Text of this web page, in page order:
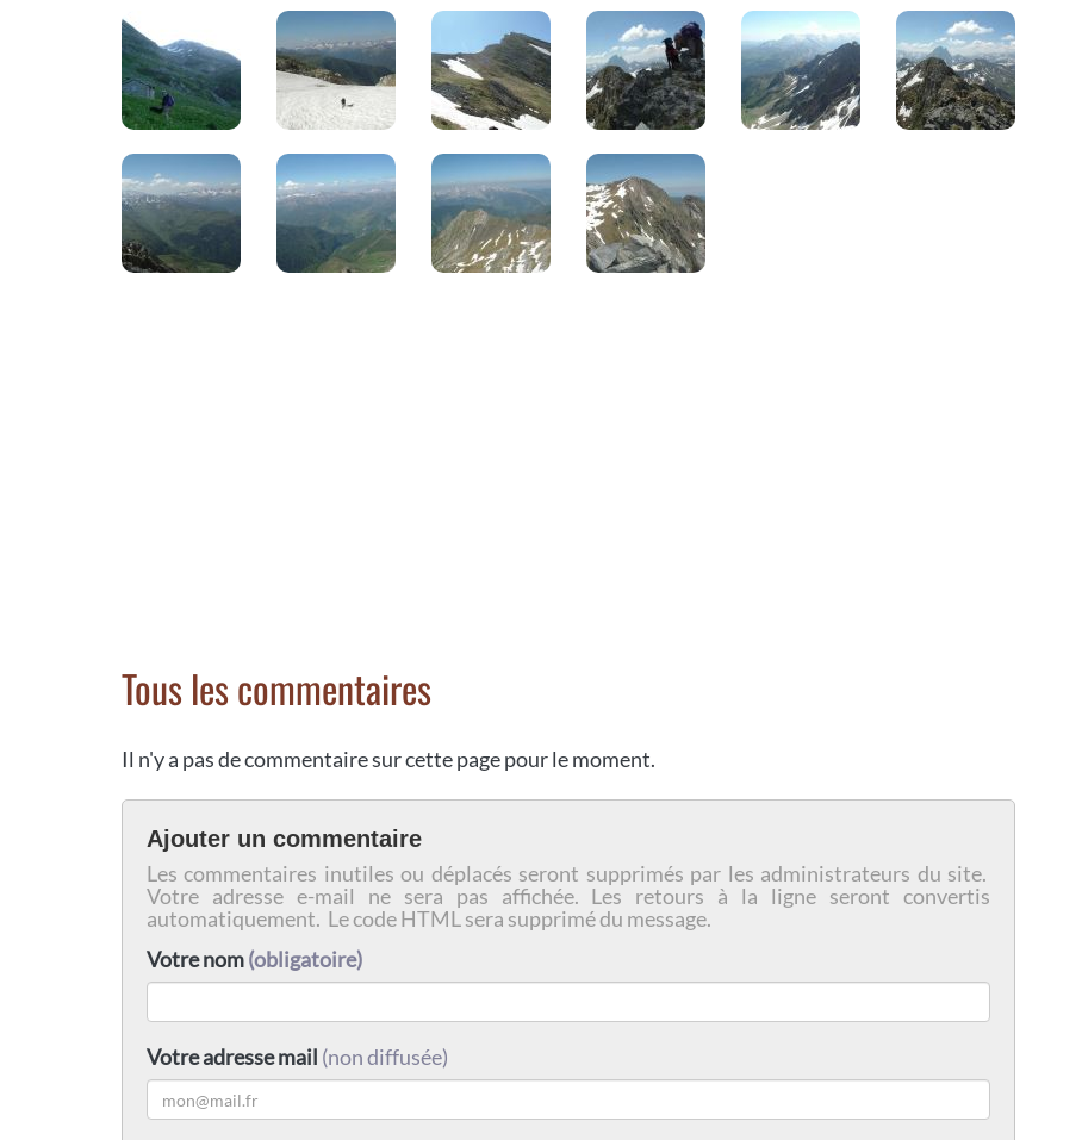
Tous les commentaires
Il n'y a pas de commentaire sur cette page pour le moment.
Ajouter un commentaire
Les commentaires inutiles ou déplacés seront supprimés par les administrateurs du site.
Votre adresse e-mail ne sera pas affichée. Les retours à la ligne seront convertis
automatiquement. Le code HTML sera supprimé du message.
Votre nom(obligatoire)
Votre adresse mail (non diffusée)